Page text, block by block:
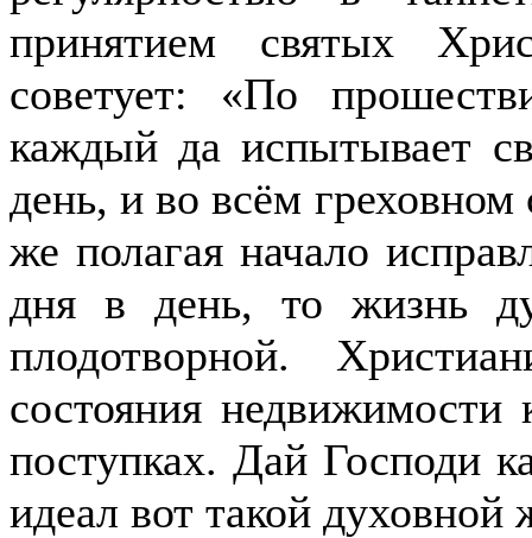
принятием святых
советует: «По
каждый да испытывает
день, и во всём греховном
же полагая начало
дня в день, то жизнь
плодотворной.
состояния
поступках. Дай Господи
идеал вот такой духовной